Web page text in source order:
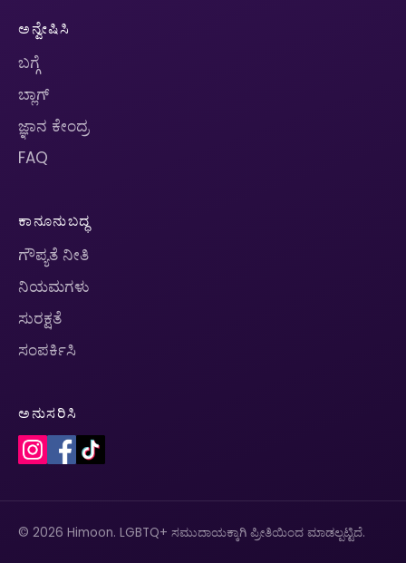
ಅನ್ವೇಷಿಸಿ
ಬಗ್ಗೆ
ಬ್ಲಾಗ್
ಜ್ಞಾನ ಕೇಂದ್ರ
FAQ
ಕಾನೂನುಬದ್ಧ
ಗೌಪ್ಯತೆ ನೀತಿ
ನಿಯಮಗಳು
ಸುರಕ್ಷತೆ
ಸಂಪರ್ಕಿಸಿ
ಅನುಸರಿಸಿ
© 2026 Himoon. LGBTQ+ ಸಮುದಾಯಕ್ಕಾಗಿ ಪ್ರೀತಿಯಿಂದ ಮಾಡಲ್ಪಟ್ಟಿದೆ.